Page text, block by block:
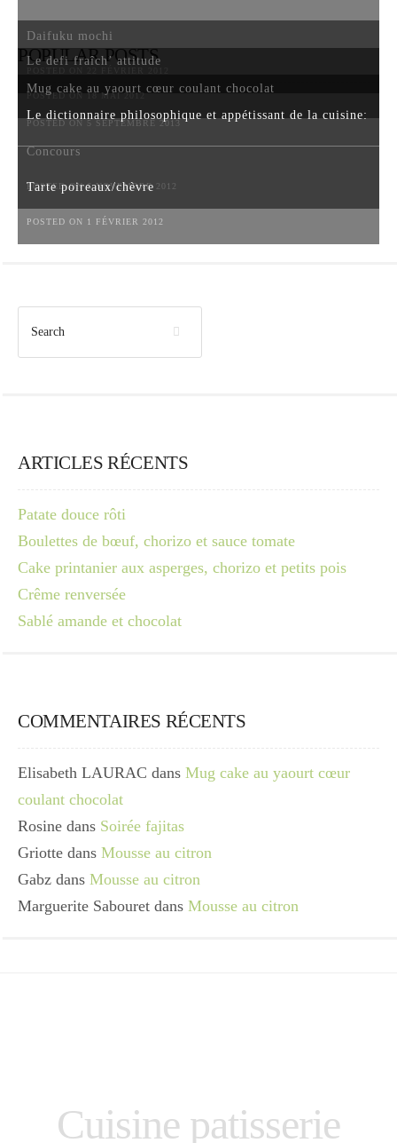
POPULAR POSTS
Daifuku mochi
Le defi fraîch’ attitude
POSTED ON 18 MAI 2012
Mug cake au yaourt cœur coulant chocolat
POSTED ON 5 SEPTEMBRE 2013
Le dictionnaire philosophique et appétissant de la cuisine:
Concours
POSTED ON 6 NOVEMBRE 2012
Tarte poireaux/chèvre
POSTED ON 1 FÉVRIER 2012
ARTICLES RÉCENTS
Patate douce rôti
Boulettes de bœuf, chorizo et sauce tomate
Cake printanier aux asperges, chorizo et petits pois
Crême renversée
Sablé amande et chocolat
COMMENTAIRES RÉCENTS
Elisabeth LAURAC dans Mug cake au yaourt cœur
coulant chocolat
Rosine dans Soirée fajitas
Griotte dans Mousse au citron
Gabz dans Mousse au citron
Marguerite Sabouret dans Mousse au citron
Cuisine patisserie